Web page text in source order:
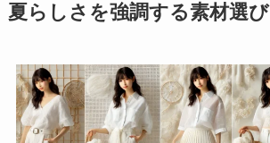
夏らしさを強調する素材選び